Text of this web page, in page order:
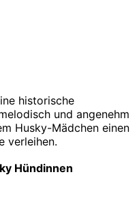
historische
und angenehm
Husky-Mädchen einen
verleihen.
Hündinnen